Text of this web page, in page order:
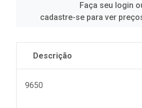
Faça seu login
cadastre-se para ver
Descrição
9650